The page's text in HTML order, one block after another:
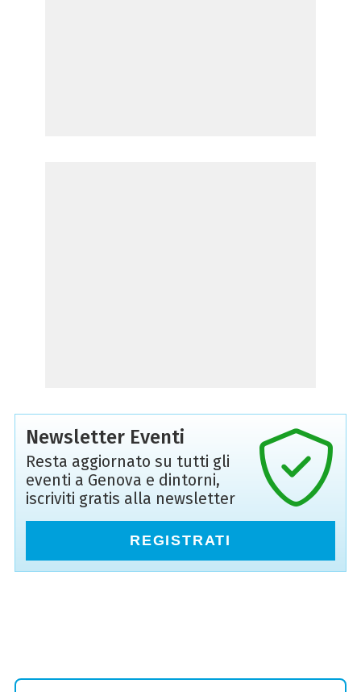
Newsletter Eventi
Resta aggiornato su tutti gli
eventi a Genova e dintorni,
iscriviti gratis alla newsletter
REGISTRATI